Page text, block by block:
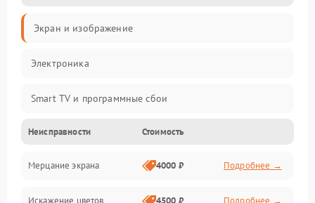
Экран и изображение
Электроника
Smart TV и программные сбои
Питание и запуск
Подсветка и LED-модули
Неисправности Стоимость
Мерцание экрана 4000 ₽ Подробнее →
Искажение цветов 4500 ₽ Подробнее →